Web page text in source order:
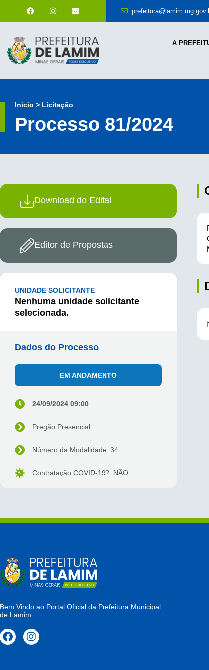
A
Início > Licitação
Processo 81/2024
Download do Edital
Editor de Propostas
UNIDADE SOLICITANTE
Nenhuma unidade solicitante
selecionada.
Dados do Processo
EM ANDAMENTO
24/09/2024 09:00
Pregão Presencial
Número da Modalidade: 34
Contratação COVID-19?: NÃO
Bem Vindo ao Portal Oficial da Prefeitura Municipal
de Lamim.